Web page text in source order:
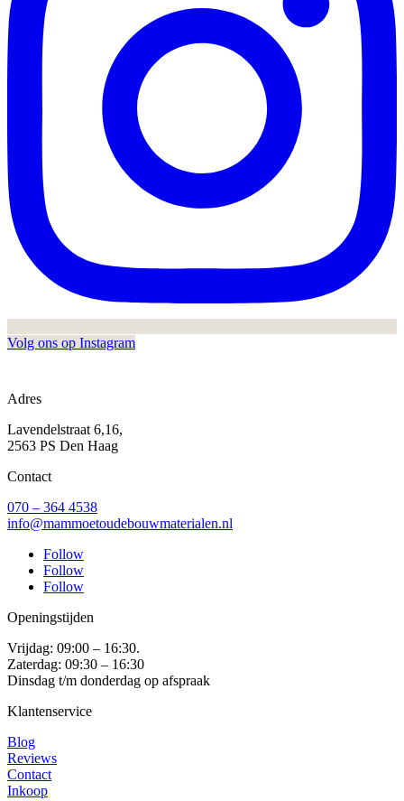
Volg ons op Instagram
Adres
Lavendelstraat 6,16,
2563 PS Den Haag
Contact
070 – 364 4538
info@mammoetoudebouwmaterialen.nl
Follow
Follow
Follow
Openingstijden
Vrijdag: 09:00 – 16:30.
Zaterdag: 09:30 – 16:30
Dinsdag t/m donderdag op afspraak
Klantenservice
Blog
Reviews
Contact
Inkoop